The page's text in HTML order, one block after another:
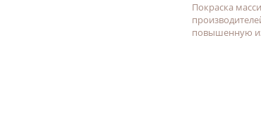
Покраска
повышенную